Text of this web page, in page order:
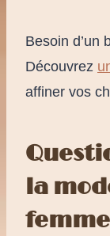
Besoin d’un
Découvrez
affiner vos
la